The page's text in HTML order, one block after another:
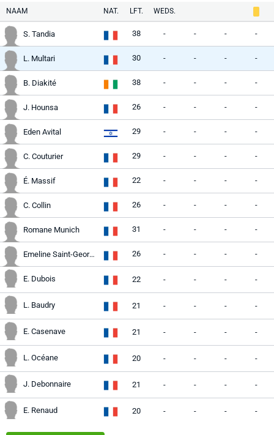
NAAM NAT. LFT. WEDS.
S. Tandia 38 - - - -
L. Multari 30 - - - -
B. Diakité 38 - - - -
J. Hounsa 26 - - - -
Eden Avital 29 - - - -
C. Couturier 29 - - - -
É. Massif 22 - - - -
C. Collin 26 - - - -
Romane Munich 31 - - - -
Emeline Saint-Georges 26 - - - -
E. Dubois 22 - - - -
L. Baudry 21 - - - -
E. Casenave 21 - - - -
L. Océane 20 - - - -
J. Debonnaire 21 - - - -
E. Renaud 20 - - - -